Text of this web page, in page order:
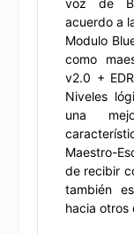
acuerdo a
Modulo
como
v2.0 +
Niveles
una
Maestro-
de recibir
también
hacia otros